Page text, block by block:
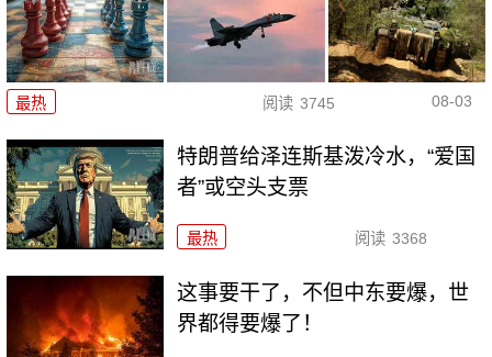
最热 阅读 3745 08-03
特朗普给泽连斯基泼冷水，“爱国
者”或空头支票
最热 阅读 3368
这事要干了，不但中东要爆，世
界都得要爆了！